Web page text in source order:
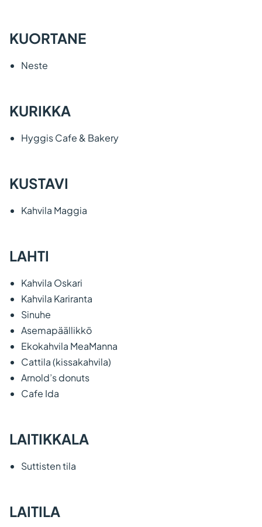
KUORTANE
Neste
KURIKKA
Hyggis Cafe & Bakery
KUSTAVI
Kahvila Maggia
LAHTI
Kahvila Oskari
Kahvila Kariranta
Sinuhe
Asemapäällikkö
Ekokahvila MeaManna
Cattila (kissakahvila)
Arnold’s donuts
Cafe Ida
LAITIKKALA
Suttisten tila
LAITILA